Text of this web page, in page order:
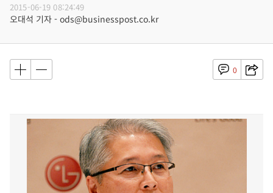
2015-06-19 08:24:49
오대석 기자 - ods@businesspost.co.kr
0